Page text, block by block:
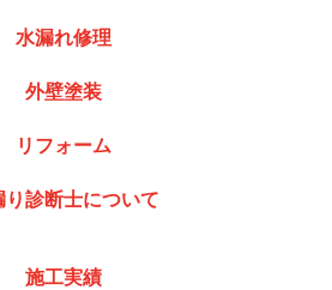
水漏れ修理
外壁塗装
リフォーム
り診断士について
施工実績